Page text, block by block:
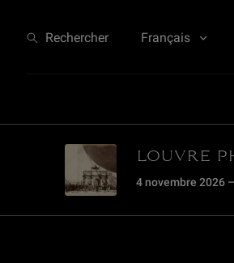
Rechercher Français
LOUVRE
4 novembre 2026